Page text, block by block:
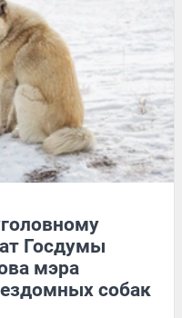
Госдумы
мэра
собак